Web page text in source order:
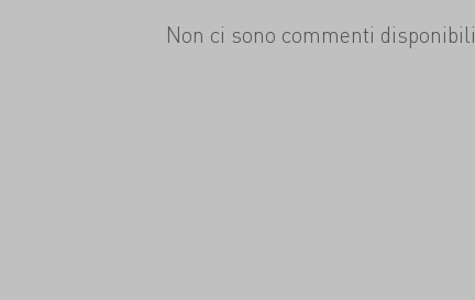
Non ci sono commenti disponibili.